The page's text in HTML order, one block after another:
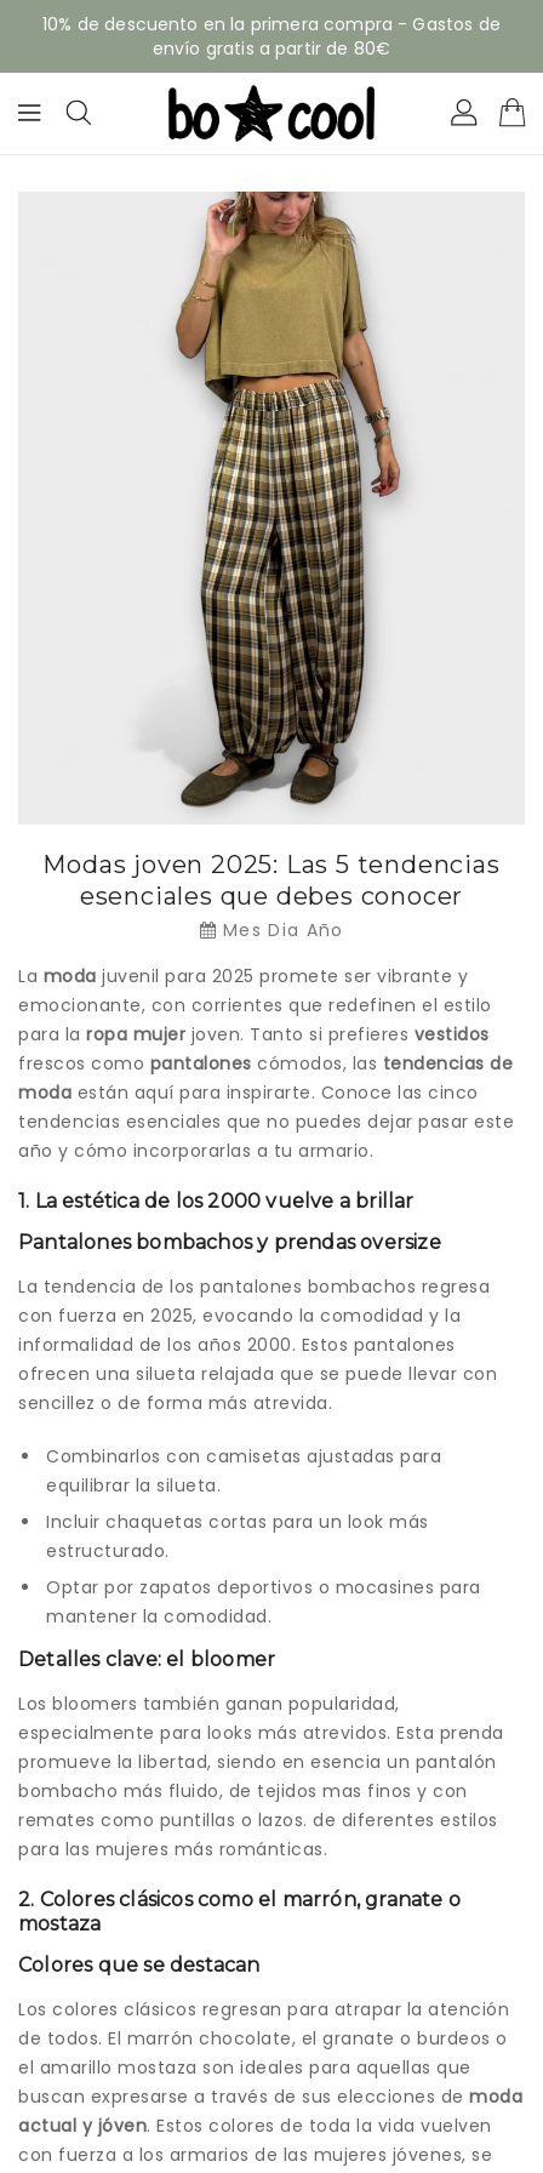
10% de descuento en la primera compra - Gastos de
envío gratis a partir de 80€
Modas joven 2025: Las 5 tendencias
esenciales que debes conocer
Mes Dia Año
La moda juvenil para 2025 promete ser vibrante y
emocionante, con corrientes que redefinen el estilo
para la ropa mujer joven. Tanto si prefieres vestidos
frescos como pantalones cómodos, las tendencias de
moda están aquí para inspirarte. Conoce las cinco
tendencias esenciales que no puedes dejar pasar este
año y cómo incorporarlas a tu armario.
1. La estética de los 2000 vuelve a brillar
Pantalones bombachos y prendas oversize
La tendencia de los pantalones bombachos regresa
con fuerza en 2025, evocando la comodidad y la
informalidad de los años 2000. Estos pantalones
ofrecen una silueta relajada que se puede llevar con
sencillez o de forma más atrevida.
Combinarlos con camisetas ajustadas para
equilibrar la silueta.
Incluir chaquetas cortas para un look más
estructurado.
Optar por zapatos deportivos o mocasines para
mantener la comodidad.
Detalles clave: el bloomer
Los bloomers también ganan popularidad,
especialmente para looks más atrevidos. Esta prenda
promueve la libertad, siendo en esencia un pantalón
bombacho más fluido, de tejidos mas finos y con
remates como puntillas o lazos. de diferentes estilos
para las mujeres más románticas.
2. Colores clásicos como el marrón, granate o
mostaza
Colores que se destacan
Los colores clásicos regresan para atrapar la atención
de todos. El marrón chocolate, el granate o burdeos o
el amarillo mostaza son ideales para aquellas que
buscan expresarse a través de sus elecciones de moda
actual y jóven. Estos colores de toda la vida vuelven
con fuerza a los armarios de las mujeres jóvenes, se